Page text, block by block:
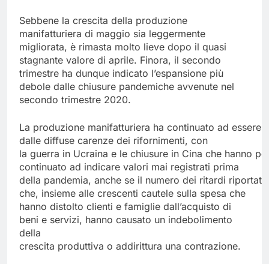
Sebbene la crescita della produzione
manifatturiera di maggio sia leggermente
migliorata, è rimasta molto lieve dopo il quasi
stagnante valore di aprile. Finora, il secondo
trimestre ha dunque indicato l’espansione più
debole dalle chiusure pandemiche avvenute nel
secondo trimestre 2020.
La produzione manifatturiera ha continuato ad essere
dalle diffuse carenze dei rifornimenti, con
la guerra in Ucraina e le chiusure in Cina che hanno
continuato ad indicare valori mai registrati prima
della pandemia, anche se il numero dei ritardi
che, insieme alle crescenti cautele sulla spesa che
hanno distolto clienti e famiglie dall’acquisto di
beni e servizi, hanno causato un indebolimento
della
crescita produttiva o addirittura una contrazione.